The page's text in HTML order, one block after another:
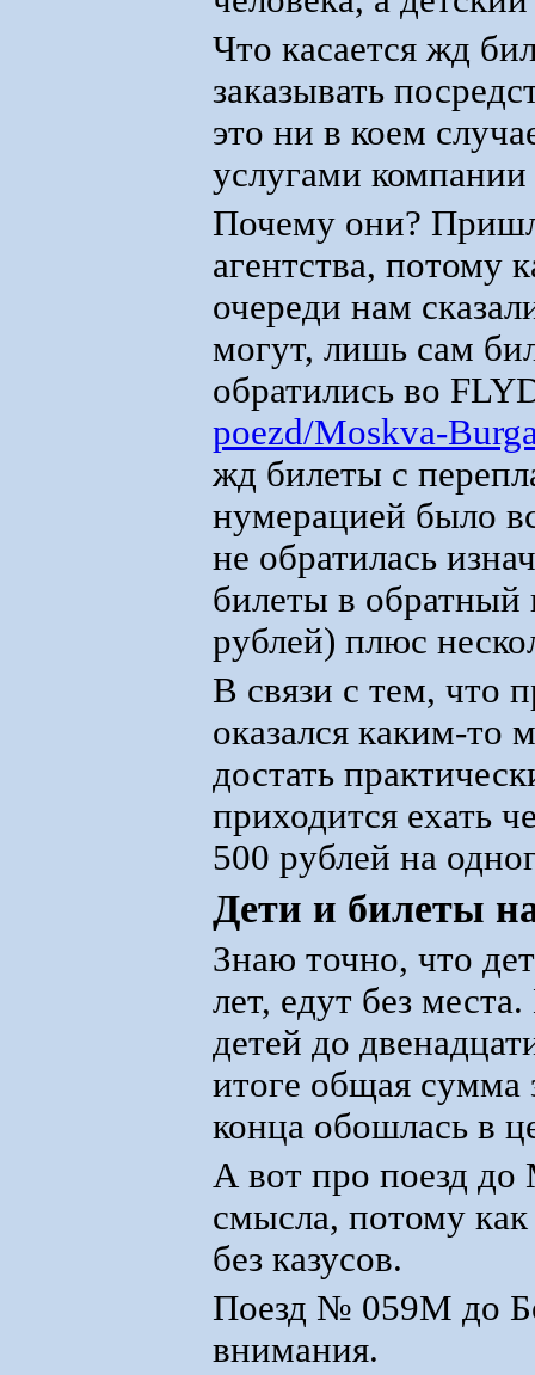
Что касается жд
заказывать
это ни в коем
услугами
Почему они?
агентства, потому
очереди нам
могут, лишь сам
обратились во
poezd/Moskva-
жд билеты с
нумерацией было
не обратилась
билеты в
рублей) плюс
В связи с тем, что
оказался каким-то
достать
приходится ехать
500 рублей на
Дети и билеты
Знаю точно, что
лет, едут без
детей до
итоге общая сумма
конца обошлась в
А вот про поезд до
смысла, потому
без казусов.
Поезд № 059М до
внимания.